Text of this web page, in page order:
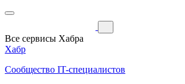
Все сервисы Хабра
Хабр
Сообщество IT-специалистов